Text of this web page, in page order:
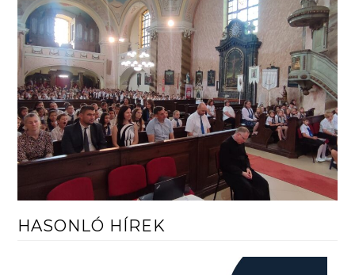
HASONLÓ HÍREK